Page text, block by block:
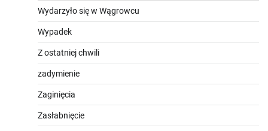
Wydarzyło się w Wągrowcu
Wypadek
Z ostatniej chwili
zadymienie
Zaginięcia
Zasłabnięcie